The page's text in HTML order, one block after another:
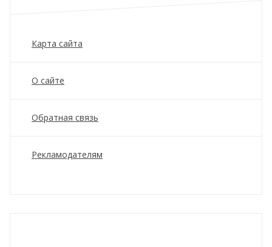
Карта сайта
О сайте
Обратная связь
Рекламодателям